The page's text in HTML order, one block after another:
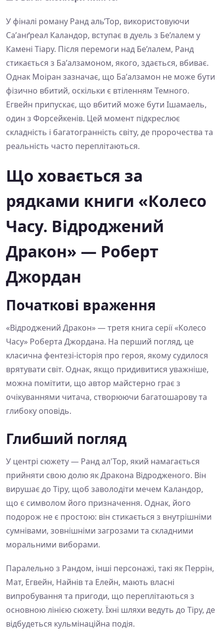
У фіналі роману Ранд аль’Тор, використовуючи
Са’анґреал Каландор, вступає в дуель з Бе’лалем у
Камені Тіару. Після перемоги над Бе’лалем, Ранд
стикається з Ба’алзамоном, якого, здається, вбиває.
Однак Моіран зазначає, що Ба’алзамон не може бути
фізично вбитий, оскільки є втіленням Темного.
Егвейн припускає, що вбитий може бути Ішамаель,
один з Форсейкенів. Цей момент підкреслює
складність і багатогранність світу, де пророчества та
реальність часто переплітаються.
Що ховається за
рядками книги «Колесо
Часу. Відроджений
Дракон» — Роберт
Джордан
Початкові враження
«Відроджений Дракон» — третя книга серії «Колесо
Часу» Роберта Джордана. На перший погляд, це
класична фентезі-історія про героя, якому судилося
врятувати світ. Однак, якщо придивитися уважніше,
можна помітити, що автор майстерно грає з
очікуваннями читача, створюючи багатошарову та
глибоку оповідь.
Глибший погляд
У центрі сюжету — Ранд ал'Тор, який намагається
прийняти свою долю як Дракона Відродженого. Він
вирушає до Тіру, щоб заволодіти мечем Каландор,
що є символом його призначення. Однак, його
подорож не є простою: він стикається з внутрішніми
сумнівами, зовнішніми загрозами та складними
моральними виборами.
Паралельно з Рандом, інші персонажі, такі як Перрін,
Мат, Егвейн, Найнів та Елейн, мають власні
випробування та пригоди, що переплітаються з
основною лінією сюжету. Їхні шляхи ведуть до Тіру, де
відбудеться кульмінаційна подія.